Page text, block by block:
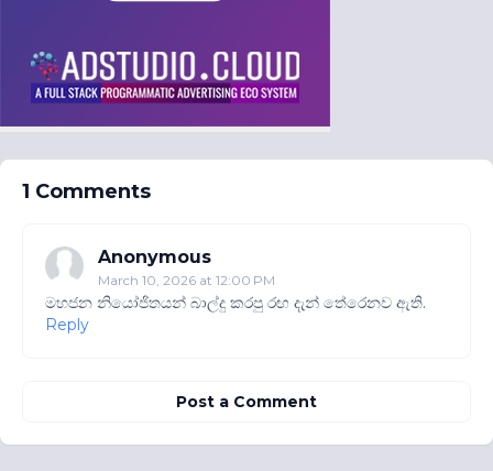
1 Comments
Anonymous
March 10, 2026 at 12:00 PM
මහජන නියෝජිතයන් බාල්දු කරපු රඟ දැන් තේරෙනව ඇති.
Reply
Post a Comment